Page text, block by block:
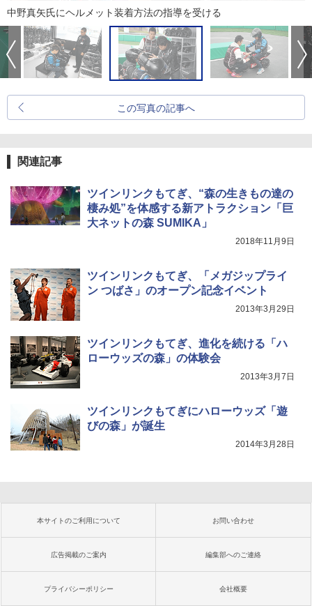
中野真矢氏にヘルメット装着方法の指導を受ける
この写真の記事へ
関連記事
ツインリンクもてぎ、“森の生きもの達の
棲み処”を体感する新アトラクション「巨
大ネットの森 SUMIKA」
2018年11月9日
ツインリンクもてぎ、「メガジップライ
ン つばさ」のオープン記念イベント
2013年3月29日
ツインリンクもてぎ、進化を続ける「ハ
ローウッズの森」の体験会
2013年3月7日
ツインリンクもてぎにハローウッズ「遊
びの森」が誕生
2014年3月28日
本サイトのご利用について お問い合わせ
広告掲載のご案内 編集部へのご連絡
プライバシーポリシー 会社概要